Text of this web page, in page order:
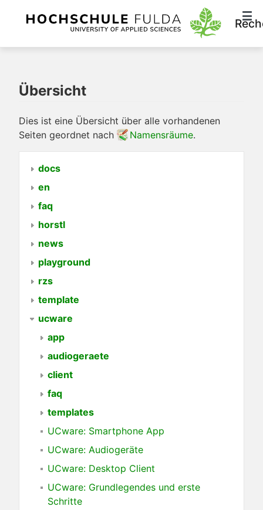
Übersicht
Dies ist eine Übersicht über alle vorhandenen
Seiten geordnet nach
Namensräume.
docs
en
faq
horstl
news
playground
rzs
template
ucware
app
audiogeraete
client
faq
templates
UCware: Smartphone App
UCware: Audiogeräte
UCware: Desktop Client
UCware: Grundlegendes und erste
Schritte